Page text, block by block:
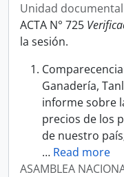
Unidad
ACTA N° 725
la sesión.
Ganadería,
informe sobre
precios de los
de nuestro
… Read more
ASAMBLEA